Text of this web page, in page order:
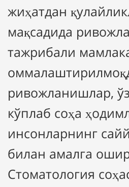
жиҳатдан
мақсадида
тажрибали
ривожланишлар,
кўплаб соҳа
инсонларнинг
билан амалга
Стоматология